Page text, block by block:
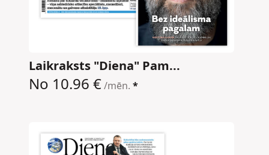
Laikraksts "Diena" Pam...
No 10.96 €/mēn. *